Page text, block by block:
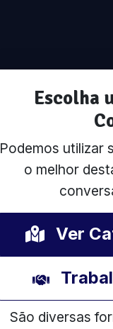
Escolha
Podemos utilizar
o melhor
Ver
São diversas